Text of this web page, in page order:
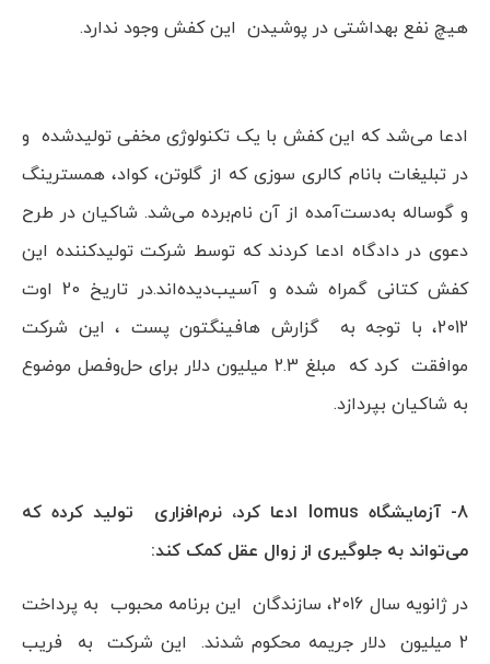
هیچ نفع بهداشتی در پوشیدن این کفش وجود ندارد.
ادعا می‌شد که این کفش با یک تکنولوژی مخفی تولیدشده و
در تبلیغات بانام کالری سوزی که از گلوتن، کواد، همسترینگ
و گوساله به‌دست‌آمده از آن نام‌برده می‌شد. شاکیان در طرح
دعوی در دادگاه ادعا کردند که توسط شرکت تولیدکننده این
کفش کتانی گمراه شده و آسیب‌دیده‌اند.در تاریخ 20 اوت
2012، با توجه به گزارش هافینگتون پست ، این شرکت
موافقت کرد که مبلغ 2.3 میلیون دلار برای حل‌وفصل موضوع
به شاکیان بپردازد.
8- آزمایشگاه lomus ادعا کرد، نرم‌افزاری تولید کرده که
می‌تواند به جلوگیری از زوال عقل کمک کند:
در ژانویه سال 2016، سازندگان این برنامه محبوب به پرداخت
2 میلیون دلار جریمه محکوم شدند. این شرکت به فریب